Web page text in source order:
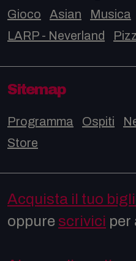
Gioco
Asian Musica
LARP - Neverland
Sitemap
Programma Ospiti
Store
Acquista il tuo
oppure scrivici per